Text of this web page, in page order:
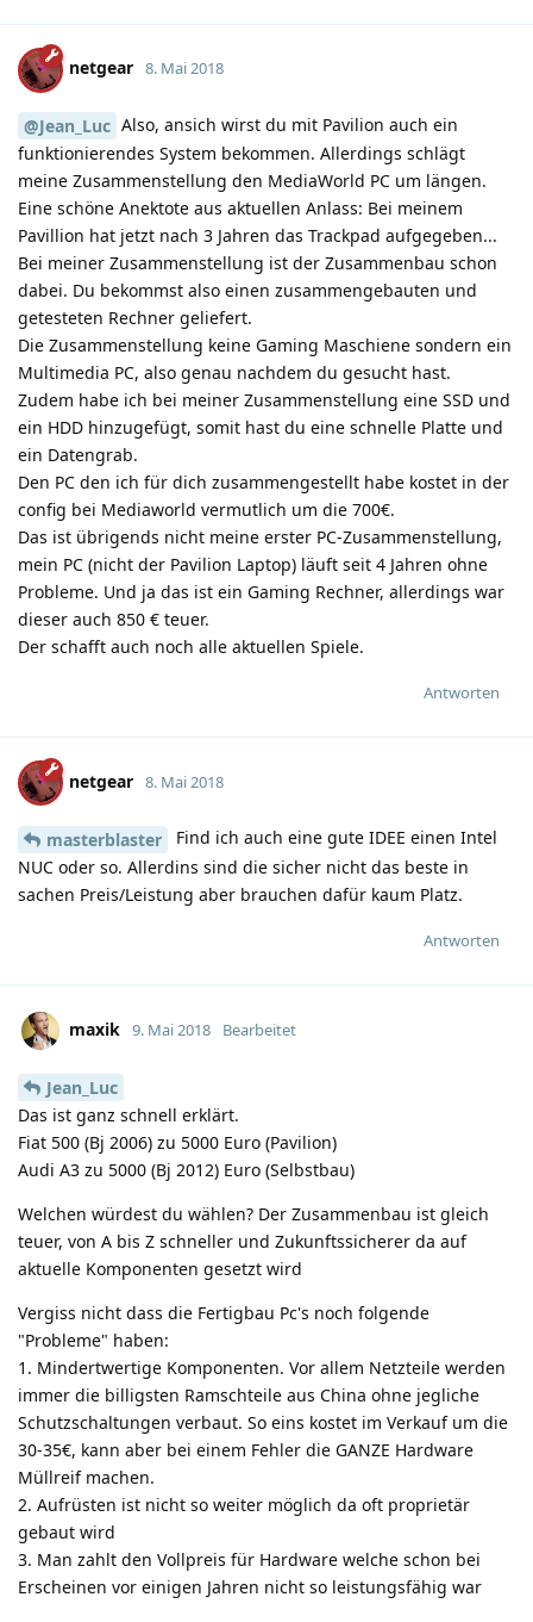
netgear 8. Mai 2018
@Jean_Luc Also, ansich wirst du mit Pavilion auch ein
funktionierendes System bekommen. Allerdings schlägt
meine Zusammenstellung den MediaWorld PC um längen.
Eine schöne Anektote aus aktuellen Anlass: Bei meinem
Pavillion hat jetzt nach 3 Jahren das Trackpad aufgegeben...
Bei meiner Zusammenstellung ist der Zusammenbau schon
dabei. Du bekommst also einen zusammengebauten und
getesteten Rechner geliefert.
Die Zusammenstellung keine Gaming Maschiene sondern ein
Multimedia PC, also genau nachdem du gesucht hast.
Zudem habe ich bei meiner Zusammenstellung eine SSD und
ein HDD hinzugefügt, somit hast du eine schnelle Platte und
ein Datengrab.
Den PC den ich für dich zusammengestellt habe kostet in der
config bei Mediaworld vermutlich um die 700€.
Das ist übrigends nicht meine erster PC-Zusammenstellung,
mein PC (nicht der Pavilion Laptop) läuft seit 4 Jahren ohne
Probleme. Und ja das ist ein Gaming Rechner, allerdings war
dieser auch 850 € teuer.
Der schafft auch noch alle aktuellen Spiele.
Antworten
netgear 8. Mai 2018
masterblaster
Find ich auch eine gute IDEE einen Intel
NUC oder so. Allerdins sind die sicher nicht das beste in
sachen Preis/Leistung aber brauchen dafür kaum Platz.
Antworten
maxik 9. Mai 2018 Bearbeitet
Jean_Luc
Das ist ganz schnell erklärt.
Fiat 500 (Bj 2006) zu 5000 Euro (Pavilion)
Audi A3 zu 5000 (Bj 2012) Euro (Selbstbau)
Welchen würdest du wählen? Der Zusammenbau ist gleich
teuer, von A bis Z schneller und Zukunftssicherer da auf
aktuelle Komponenten gesetzt wird
Vergiss nicht dass die Fertigbau Pc's noch folgende
"Probleme" haben:
1. Mindertwertige Komponenten. Vor allem Netzteile werden
immer die billigsten Ramschteile aus China ohne jegliche
Schutzschaltungen verbaut. So eins kostet im Verkauf um die
30-35€, kann aber bei einem Fehler die GANZE Hardware
Müllreif machen.
2. Aufrüsten ist nicht so weiter möglich da oft proprietär
gebaut wird
3. Man zahlt den Vollpreis für Hardware welche schon bei
Erscheinen vor einigen Jahren nicht so leistungsfähig war